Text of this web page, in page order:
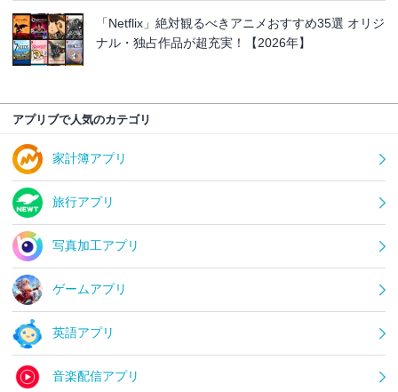
「Netflix」絶対観るべきアニメおすすめ35選 オリジ
ナル・独占作品が超充実！【2026年】
アプリブで人気のカテゴリ
家計簿アプリ
旅行アプリ
写真加工アプリ
ゲームアプリ
英語アプリ
音楽配信アプリ